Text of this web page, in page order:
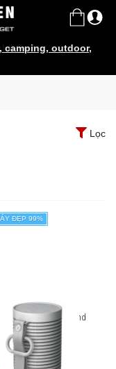
camping, outdoor,
Series
Lọc
ĐẸP 99%
động B&O Beosound